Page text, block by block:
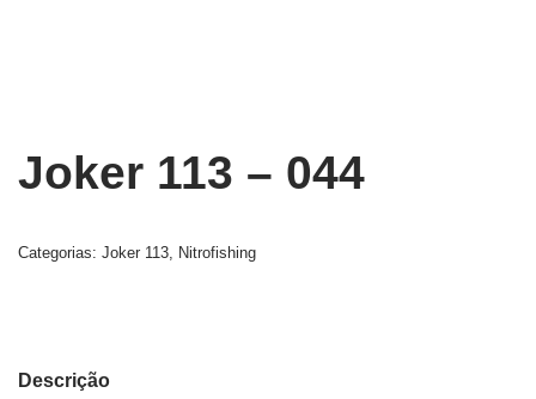
Joker 113 – 044
Categorias: Joker 113, Nitrofishing
Descrição